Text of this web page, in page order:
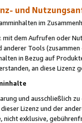
und
im
mit dem Aufrufen oder
Tools (zusammen
in Bezug auf
an diese Lizenz
und ausschließlich
Lizenz und der
exklusive,